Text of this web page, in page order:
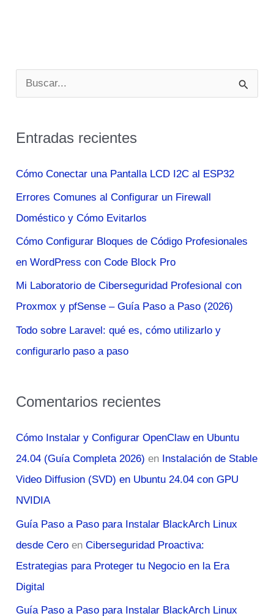
u
c
p
o
r
:
Entradas recientes
Cómo Conectar una Pantalla LCD I2C al ESP32
Errores Comunes al Configurar un Firewall
Doméstico y Cómo Evitarlos
Cómo Configurar Bloques de Código Profesionales
en WordPress con Code Block Pro
Mi Laboratorio de Ciberseguridad Profesional con
Proxmox y pfSense – Guía Paso a Paso (2026)
Todo sobre Laravel: qué es, cómo utilizarlo y
configurarlo paso a paso
Comentarios recientes
Cómo Instalar y Configurar OpenClaw en Ubuntu
24.04 (Guía Completa 2026) en Instalación de Stable
Video Diffusion (SVD) en Ubuntu 24.04 con GPU
NVIDIA
Guía Paso a Paso para Instalar BlackArch Linux
desde Cero enCiberseguridad Proactiva:
Estrategias para Proteger tu Negocio en la Era
Digital
Guía Paso a Paso para Instalar BlackArch Linux